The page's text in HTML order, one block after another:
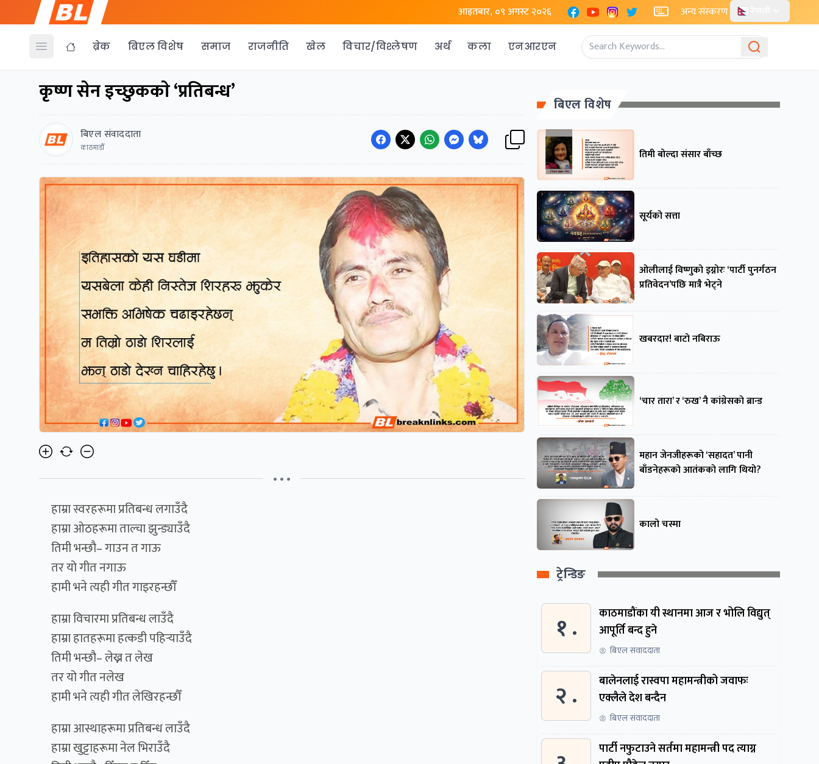
आइतबार, ०९ अगस्ट २०२६ FacebookYouTubeInstagram
X अन्य संस्करण
Open menu ब्रेक बिएल विशेष समाज राजनीति खेल विचार/विश्लेषण अर्थ कला एनआरएन
कृष्ण सेन इच्छुककाे ‘प्रतिबन्ध’
बिएल संवाददाता
काठमाडाैँ
• • •
हाम्रा स्वरहरूमा प्रतिबन्ध लगाउँदै
हाम्रा ओठहरूमा ताल्चा झुन्ड्याउँदै
तिमी भन्छौ– गाउन त गाऊ
तर यो गीत नगाऊ
हामी भने त्यही गीत गाइरहन्छौँ
हाम्रा विचारमा प्रतिबन्ध लाउँदै
हाम्रा हातहरूमा हत्कडी पहिर्‍याउँदै
तिमी भन्छौ– लेख्न त लेख
तर यो गीत नलेख
हामी भने त्यही गीत लेखिरहन्छौँ
हाम्रा आस्थाहरूमा प्रतिबन्ध लाउँदै
हाम्रा खुट्टाहरूमा नेल भिराउँदै
बिएल विशेष
तिमी बोल्दा संसार बाँच्छ
सूर्यको सत्ता
ओलीलाई विष्णुको इग्नोरः ‘पार्टी पुनर्गठन
प्रतिवेदन’पछि मात्रै भेट्ने
खबरदार! बाटो नबिराऊ
‘चार तारा’ र ‘रुख’ नै कांग्रेसको ब्रान्ड
महान जेनजीहरूको ‘सहादत’ पानी
बाँडनेहरूको आतंकको लागि थियो?
कालो चस्मा
ट्रेन्डिङ
१ .
काठमाडौंका यी स्थानमा आज र भोलि विद्युत्
आपूर्ति बन्द हुने
बिएल संवाददाता
२ .
बालेनलाई रास्वपा महामन्त्रीको जवाफः
एक्लैले देश बन्दैन
बिएल संवाददाता
पार्टी नफुटाउने सर्तमा महामन्त्री पद त्याग्न